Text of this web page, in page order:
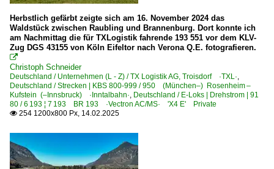
Herbstlich gefärbt zeigte sich am 16. November 2024 das
Waldstück zwischen Raubling und Brannenburg. Dort konnte ich
am Nachmittag die für TXLogistik fahrende 193 551 vor dem KLV-
Zug DGS 43155 von Köln Eifeltor nach Verona Q.E. fotografieren.

Christoph Schneider
Deutschland / Unternehmen (L - Z) / TX Logistik AG, Troisdorf ·TXL·,
Deutschland / Strecken | KBS 800-999 / 950 (München–) Rosenheim –
Kufstein (–Innsbruck) ·Inntalbahn·, Deutschland / E-Loks | Drehstrom | 91
80 / 6 193 ¦ 7 193 BR 193 ·Vectron AC/MS· 'X4 E' Private
 254 1200x800 Px, 14.02.2025